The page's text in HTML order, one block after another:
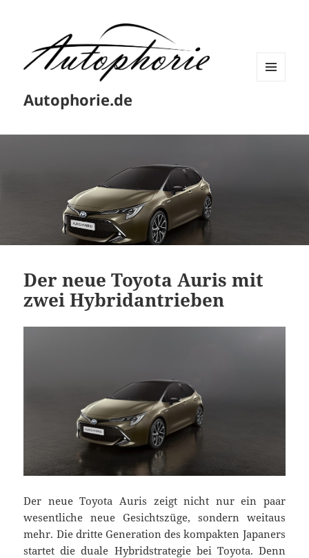
Autophorie.de
Der neue Toyota Auris mit
zwei Hybridantrieben
Der neue Toyota Auris zeigt nicht nur ein paar
wesentliche neue Gesichtszüge, sondern weitaus
mehr. Die dritte Generation des kompakten Japaners
startet die duale Hybridstrategie bei Toyota. Denn